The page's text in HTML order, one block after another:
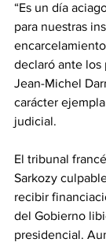
“Es un día
para nuestras
declaró ante los
Jean-Michel
carácter
judicial.
El tribunal
Sarkozy
recibir
del Gobierno
presidencial.